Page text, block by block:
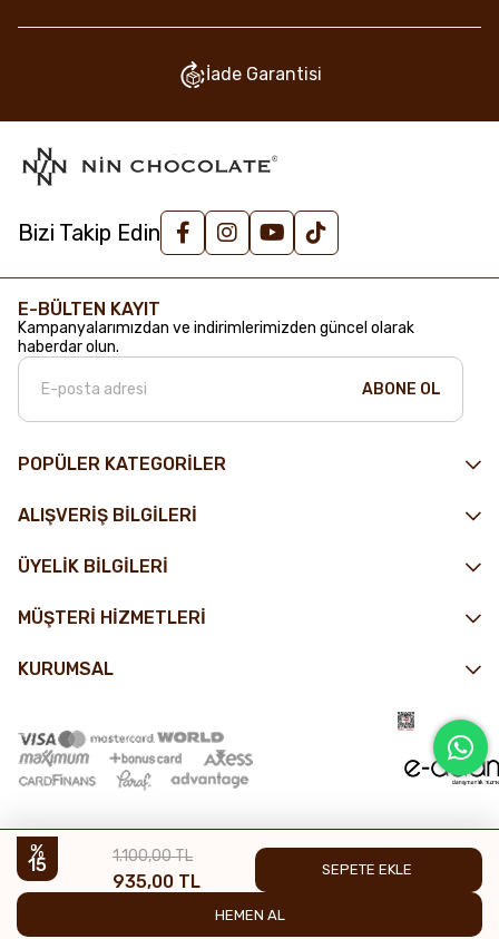
1.100,00 TL
935,00 TL
15
İade Garantisi
Bizi Takip Edin
POPÜLER KATEGORİLER
ALIŞVERİŞ BİLGİLERİ
ÜYELİK BİLGİLERİ
MÜŞTERİ HİZMETLERİ
KURUMSAL
E-BÜLTEN KAYIT
Kampanyalarımızdan ve indirimlerimizden güncel olarak
haberdar olun.
ABONE OL
© 2025 Nin Çikolata - Tüm hakları saklıdır.